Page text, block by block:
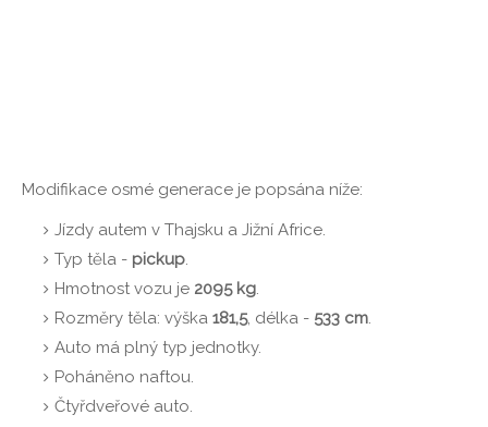
Modifikace osmé generace je popsána níže:
Jízdy autem v Thajsku a Jižní Africe.
Typ těla - pickup
Hmotnost vozu je 2095 kg
Rozměry těla: výška 181,5, délka - 533 cm
Auto má plný typ jednotky.
Poháněno naftou.
Čtyřdveřové auto.